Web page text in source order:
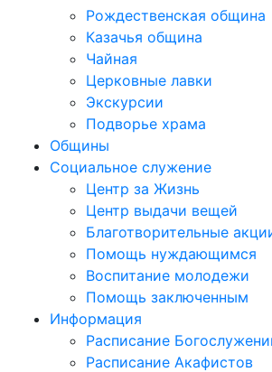
Рождественская община
Казачья община
Чайная
Церковные лавки
Экскурсии
Подворье храма
Общины
Социальное служение
Центр за Жизнь
Центр выдачи вещей
Благотворительные
Помощь нуждающимся
Воспитание молодежи
Помощь заключенным
Информация
Расписание
Расписание Акафистов